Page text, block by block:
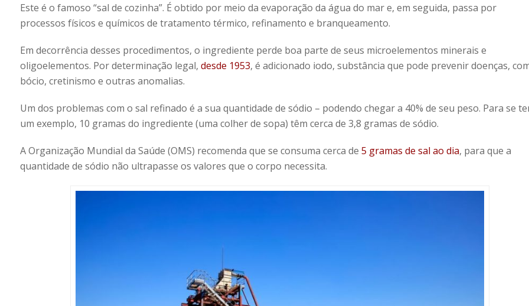
Este é o famoso “sal de cozinha”. É obtido por meio da evaporação da água do mar e, em seguida, passa por
processos físicos e químicos de tratamento térmico, refinamento e branqueamento.
Em decorrência desses procedimentos, o ingrediente perde boa parte de seus microelementos minerais e
oligoelementos. Por determinação legal, desde 1953, é adicionado iodo, substância que pode prevenir doenças,
bócio, cretinismo e outras anomalias.
Um dos problemas com o sal refinado é a sua quantidade de sódio – podendo chegar a 40% de seu peso. Para se
um exemplo, 10 gramas do ingrediente (uma colher de sopa) têm cerca de 3,8 gramas de sódio.
A Organização Mundial da Saúde (OMS) recomenda que se consuma cerca de 5 gramas de sal ao dia, para que a
quantidade de sódio não ultrapasse os valores que o corpo necessita.